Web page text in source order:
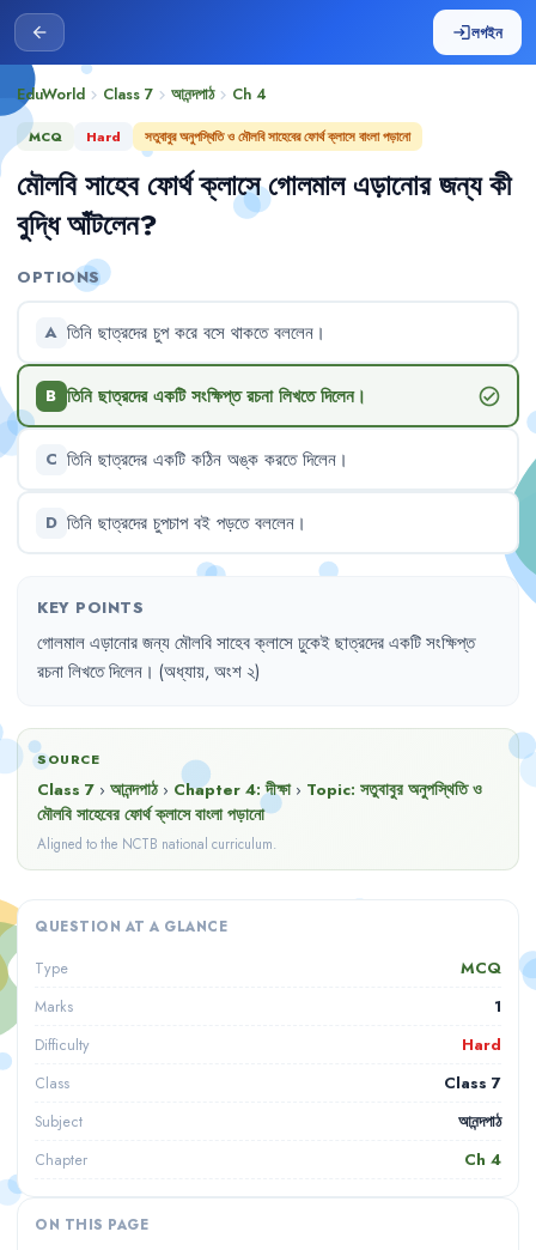
arrow_back loginলগইন
EduWorld chevron_right Class 7 chevron_right আনন্দপাঠchevron_right Ch 4
MCQ Hard সতুবাবুর অনুপস্থিতি ও মৌলবি সাহেবের ফোর্থ ক্লাসে বাংলা পড়ানো
মৌলবি সাহেব ফোর্থ ক্লাসে গোলমাল এড়ানোর জন্য কী
বুদ্ধি আঁটলেন?
OPTIONS
A তিনি ছাত্রদের চুপ করে বসে থাকতে বললেন।
B তিনি ছাত্রদের একটি সংক্ষিপ্ত রচনা লিখতে দিলেন। check_circle
C তিনি ছাত্রদের একটি কঠিন অঙ্ক করতে দিলেন।
D তিনি ছাত্রদের চুপচাপ বই পড়তে বললেন।
KEY POINTS
গোলমালএড়ানোরজন্যমৌলবিসাহেবক্লাসেঢুকেইছাত্রদেরএকটিসংক্ষিপ্ত
রচনালিখতেদিলেন । (অধ্যায়, অংশ ২)
SOURCE
Class 7 › আনন্দপাঠ › Chapter 4:দীক্ষা › Topic: সতুবাবুর অনুপস্থিতি ও
মৌলবি সাহেবের ফোর্থ ক্লাসে বাংলা পড়ানো
Aligned to the NCTB national curriculum.
QUESTION AT A GLANCE
Type MCQ
Marks 1
Difficulty Hard
Class Class 7
Subject আনন্দপাঠ
Chapter Ch 4
ON THIS PAGE